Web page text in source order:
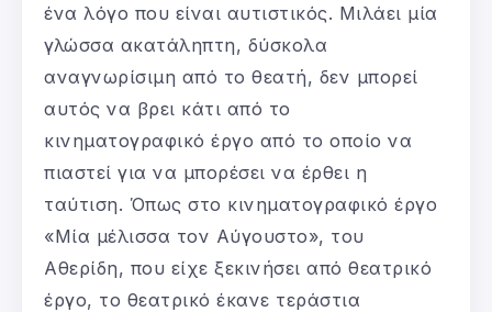
ένα λόγο που είναι αυτιστικός. Μιλάει μία
γλώσσα ακατάληπτη, δύσκολα
αναγνωρίσιμη από το θεατή, δεν μπορεί
αυτός να βρει κάτι από το
κινηματογραφικό έργο από το οποίο να
πιαστεί για να μπορέσει να έρθει η
ταύτιση. Όπως στο κινηματογραφικό έργο
«Μία μέλισσα τον Αύγουστο», του
Αθερίδη, που είχε ξεκινήσει από θεατρικό
έργο, το θεατρικό έκανε τεράστια